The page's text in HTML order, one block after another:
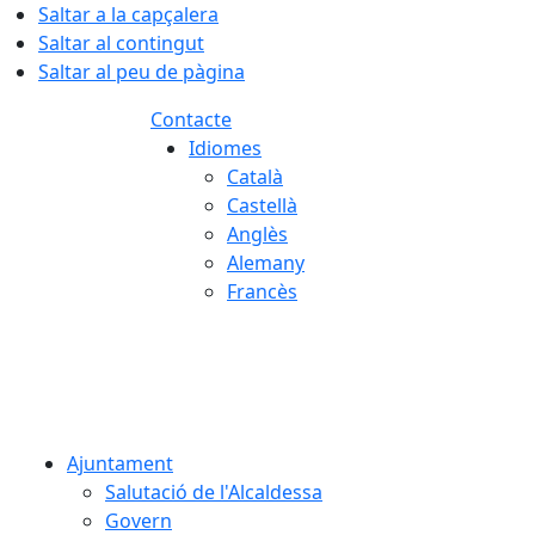
Saltar a la capçalera
Saltar al contingut
Saltar al peu de pàgina
Contacte
Idiomes
Català
Castellà
Anglès
Alemany
Francès
Ajuntament
Salutació de l'Alcaldessa
Govern